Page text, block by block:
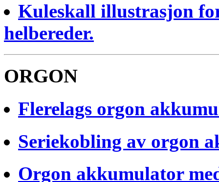
Kuleskall illustrasjon
helbereder.
ORGON
Flerelags orgon
Seriekobling av orgon
Orgon akkumulator